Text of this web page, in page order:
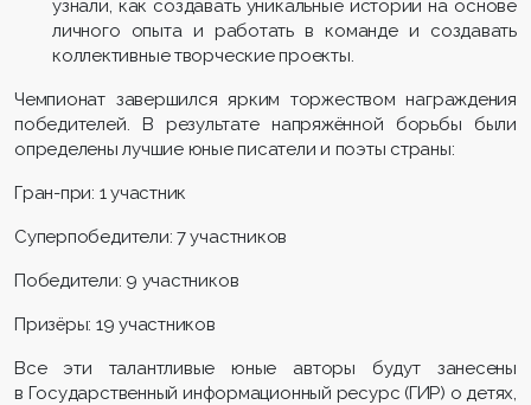
узнали, как создавать уникальные истории на основе
личного опыта и работать в команде и создавать
коллективные творческие проекты.
Чемпионат завершился ярким торжеством награждения
победителей. В результате напряжённой борьбы были
определены лучшие юные писатели и поэты страны:
Гран-при: 1 участник
Суперпобедители: 7 участников
Победители: 9 участников
Призёры: 19 участников
Все эти талантливые юные авторы будут занесены
в Государственный информационный ресурс (ГИР) о детях,